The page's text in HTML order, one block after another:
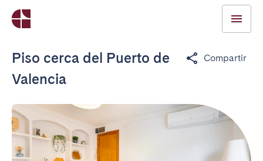
Piso cerca del Puerto de
Valencia
Compartir